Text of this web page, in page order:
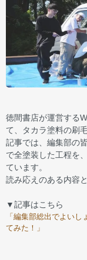
徳間書店が運営する
て、タカラ塗料の刷
記事では、編集部の
で全塗装した工程を
ています。
読み応えのある内容
▼記事はこちら
「編集部総出でよい
てみた！」